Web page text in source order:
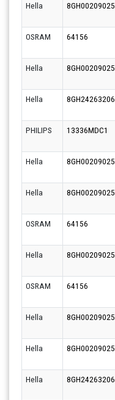
Hella
OSRAM 64156
Hella
Hella
PHILIPS 13336MDC1
Hella
Hella
OSRAM 64156
Hella
OSRAM
64156
Hella
Hella
Hella